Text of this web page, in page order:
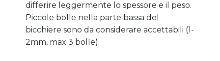
differire leggermente lo spessore e il peso.
Piccole bolle nella parte bassa del
bicchiere sono da considerare accettabili (1-
2mm, max 3 bolle).